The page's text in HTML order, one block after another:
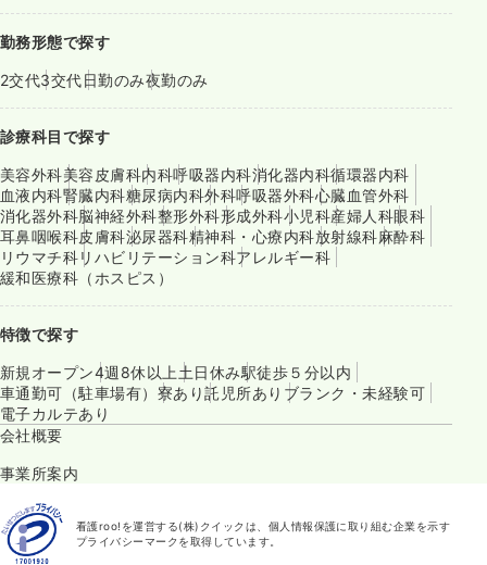
勤務形態で探す
2交代3交代日勤のみ夜勤のみ
診療科目で探す
美容外科美容皮膚科内科呼吸器内科消化器内科循環器内科
血液内科腎臓内科糖尿病内科外科呼吸器外科心臓血管外科
消化器外科脳神経外科整形外科形成外科小児科産婦人科眼科
耳鼻咽喉科皮膚科泌尿器科精神科・心療内科放射線科麻酔科
リウマチ科リハビリテーション科アレルギー科
緩和医療科（ホスピス）
特徴で探す
新規オープン4週8休以上土日休み駅徒歩５分以内
車通勤可（駐車場有） 寮あり託児所あり ブランク・未経験可
電子カルテあり
会社概要
事業所案内
看護roo!を運営する(株)クイックは、個人情報保護に取り組む企業を示す
プライバシーマークを取得しています。